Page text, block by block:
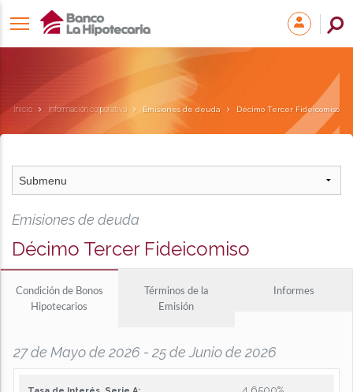
Inicio Información corporativa Emisiones de deuda Décimo Tercer Fideicomiso
Emisiones de deuda
Décimo Tercer Fideicomiso
Condición de Bonos
Hipotecarios
Términos de la
Emisión
Informes
27 de Mayo de 2026 - 25 de Junio de 2026